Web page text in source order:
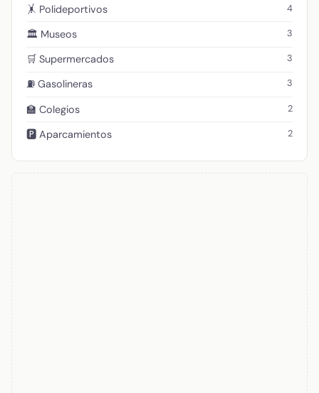
🤸 Polideportivos 4
🏛️ Museos 3
🛒 Supermercados 3
⛽ Gasolineras 3
🏫 Colegios 2
🅿️ Aparcamientos 2